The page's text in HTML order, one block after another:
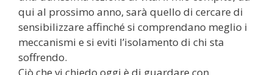
qui al prossimo anno, sarà quello di cercare di
sensibilizzare affinché si comprendano meglio i
meccanismi e si eviti l’isolamento di chi sta
soffrendo.